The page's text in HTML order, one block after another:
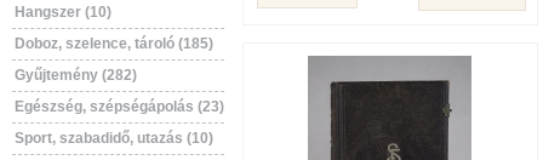
Hangszer (10)
Doboz, szelence, tároló (185)
Gyűjtemény (282)
Egészség, szépségápolás (23)
Sport, szabadidő, utazás (10)